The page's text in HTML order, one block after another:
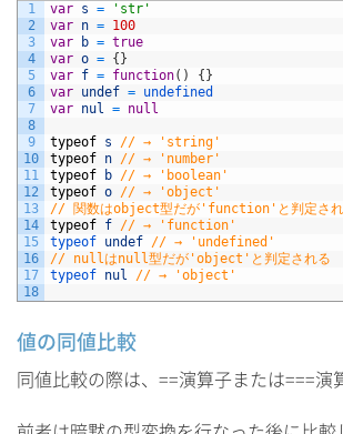
1
2
3
4
5
6
7
8
9
10
11
12
13
14
15
16
17
18
var s =
'str'
var n = 100
var
b = true
var o = { }
var f = function( ) { }
var undef = undefined
var nul = null
typeof s
// → 'string'
typeof n // → 'number'
typeof
b // → 'boolean'
typeof o // → 'object'
// 関数はobject型だが'function'と判定され
typeof f // → 'function'
typeof undef // → 'undefined'
// nullはnull型だが'object'と判定される
typeof nul // → 'object'
値の同値比較
同値比較の際は、==演算子または===演